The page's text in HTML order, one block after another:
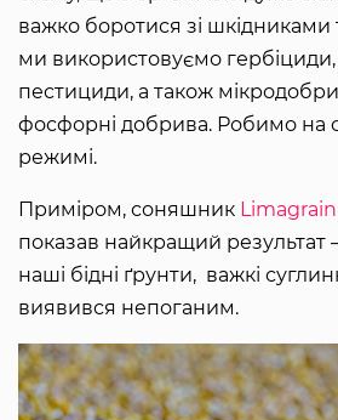
важко боротися зі шкідниками
ми використовуємо гербіциди,
пестициди, а також
фосфорні добрива. Робимо на
режимі.
Приміром, соняшник Limagrain
показав найкращий результат
наші бідні ґрунти, важкі
виявився непоганим.